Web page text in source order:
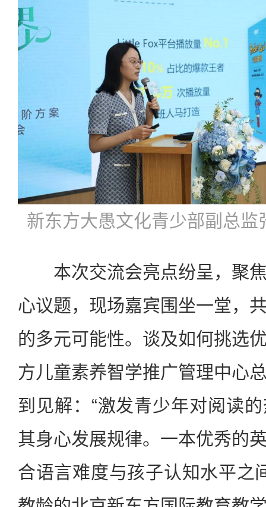
新东方大愚文化青少部副总监
本次交流会亮点纷呈，聚焦
心议题，现场嘉宾围坐一堂，
的多元可能性。谈及如何挑选
方儿童素养智学推广管理中心
到见解：“激发青少年对阅读
其身心发展规律。一本优秀的
合语言难度与孩子认知水平之